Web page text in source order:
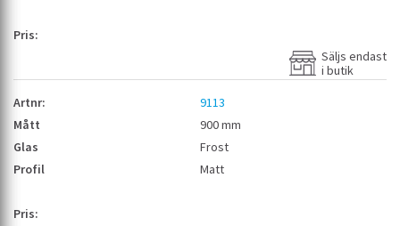
Säljs endast
i butik
9113
900 mm
Frost
Matt